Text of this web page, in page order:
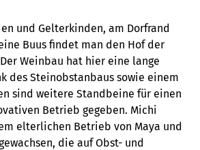
und Gelterkinden, am Dorfrand
Buus findet man den Hof der
Weinbau hat hier eine lange
des Steinobstanbaus sowie einem
sind weitere Standbeine für einen
Betrieb gegeben. Michi
elterlichen Betrieb von Maya und
die auf Obst- und